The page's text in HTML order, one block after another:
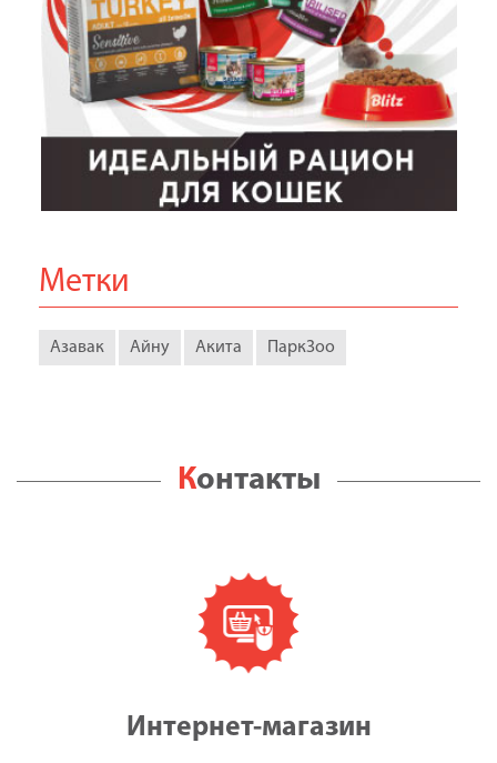
Метки
Азавак Айну Акита ПаркЗоо
Контакты
Интернет-магазин